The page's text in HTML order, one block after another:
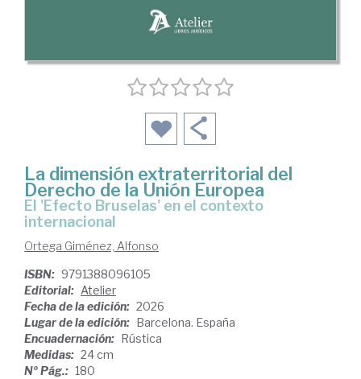
La dimensión extraterritorial del
Derecho de la Unión Europea
el 'Efecto Bruselas' en el contexto
internacional
Ortega Giménez, Alfonso
ISBN: 9791388096105
Editorial: Atelier
Fecha de la edición: 2026
Lugar de la edición: Barcelona. España
Encuadernación: Rústica
Medidas: 24 cm
Nº Pág.: 180